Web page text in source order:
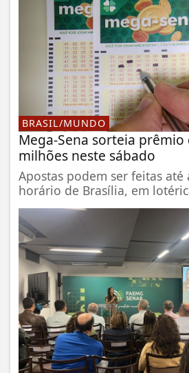
BRASIL/MUNDO
Mega-Sena sorteia prêmio
milhões neste sábado
Apostas podem ser feitas até
horário de Brasília, em